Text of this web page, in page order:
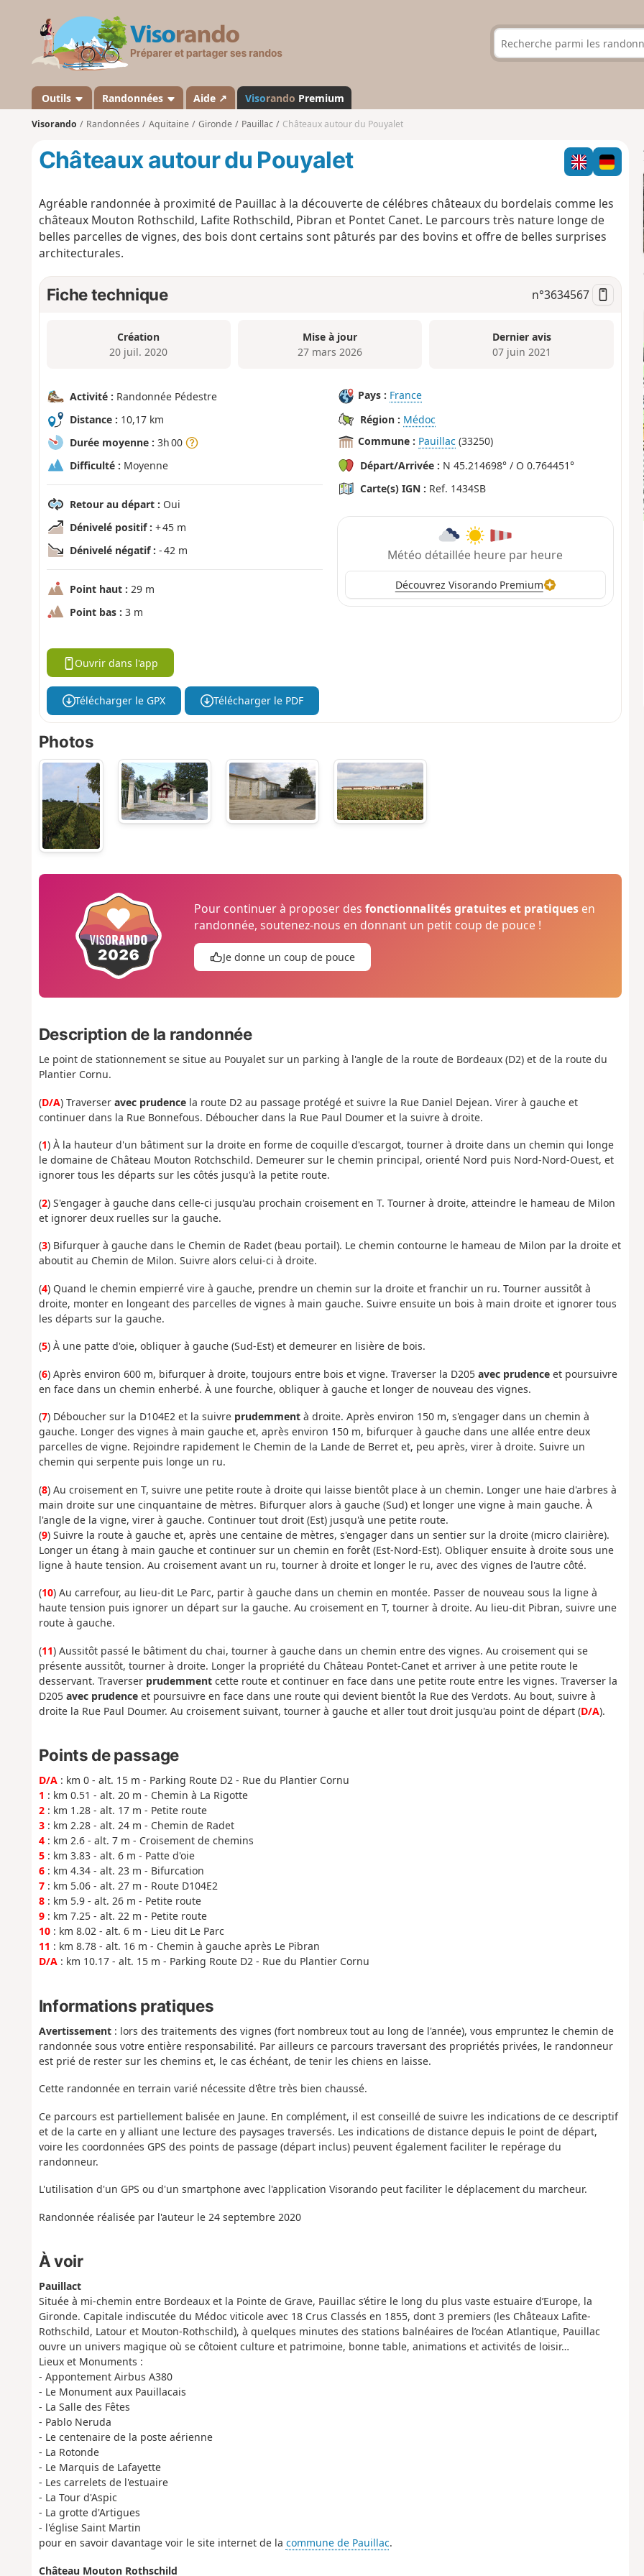
s
a
n
d
Outils Randonnées Aide ↗ Visorando Premium
Visorando Randonnées Aquitaine Gironde Pauillac Châteaux autour du Pouyalet
Châteaux autour du Pouyalet
Agréable randonnée à proximité de Pauillac à la découverte de célébres châteaux du bordelais comme les
châteaux Mouton Rothschild, Lafite Rothschild, Pibran et Pontet Canet. Le parcours très nature longe de
belles parcelles de vignes, des bois dont certains sont pâturés par des bovins et offre de belles surprises
architecturales.
Fiche technique n°3634567
Création
20 juil. 2020
Mise à jour
27 mars 2026
Dernier avis
07 juin 2021
Activité : Randonnée Pédestre
Distance : 10,17 km
Durée moyenne : 3h 00
Difficulté : Moyenne
Retour au départ : Oui
Dénivelé positif : + 45 m
Dénivelé négatif : - 42 m
Point haut : 29 m
Point bas : 3 m
Pays : France
Région : Médoc
Commune : Pauillac (33250)
Départ/Arrivée : N 45.214698° / O 0.764451°
Carte(s) IGN : Ref. 1434SB
Météo détaillée heure par heure
Découvrez Visorando Premium
Ouvrir dans l'app
Télécharger le GPX Télécharger le PDF
Photos
Pour continuer à proposer desfonctionnalités gratuites et pratiques en
randonnée, soutenez-nous en donnant un petit coup de pouce !
Je donne un coup de pouce
Description de la randonnée
Le point de stationnement se situe au Pouyalet sur un parking à l'angle de la route de Bordeaux (D2) et de la route du
Plantier Cornu.
(D/A) Traverser avec prudencela route D2 au passage protégé et suivre la Rue Daniel Dejean. Virer à gauche et
continuer dans la Rue Bonnefous. Déboucher dans la Rue Paul Doumer et la suivre à droite.
(1) À la hauteur d'un bâtiment sur la droite en forme de coquille d'escargot, tourner à droite dans un chemin qui longe
le domaine de Château Mouton Rotchschild. Demeurer sur le chemin principal, orienté Nord puis Nord-Nord-Ouest, et
ignorer tous les départs sur les côtés jusqu'à la petite route.
(2) S'engager à gauche dans celle-ci jusqu'au prochain croisement en T. Tourner à droite, atteindre le hameau de Milon
et ignorer deux ruelles sur la gauche.
(3) Bifurquer à gauche dans le Chemin de Radet (beau portail). Le chemin contourne le hameau de Milon par la droite et
aboutit au Chemin de Milon. Suivre alors celui-ci à droite.
(4) Quand le chemin empierré vire à gauche, prendre un chemin sur la droite et franchir un ru. Tourner aussitôt à
droite, monter en longeant des parcelles de vignes à main gauche. Suivre ensuite un bois à main droite et ignorer tous
les départs sur la gauche.
(5) À une patte d'oie, obliquer à gauche (Sud-Est) et demeurer en lisière de bois.
(6) Après environ 600 m, bifurquer à droite, toujours entre bois et vigne. Traverser la D205 avec prudenceet poursuivre
en face dans un chemin enherbé. À une fourche, obliquer à gauche et longer de nouveau des vignes.
(7) Déboucher sur la D104E2 et la suivre prudemmentà droite. Après environ 150 m, s'engager dans un chemin à
gauche. Longer des vignes à main gauche et, après environ 150 m, bifurquer à gauche dans une allée entre deux
parcelles de vigne. Rejoindre rapidement le Chemin de la Lande de Berret et, peu après, virer à droite. Suivre un
chemin qui serpente puis longe un ru.
(8) Au croisement en T, suivre une petite route à droite qui laisse bientôt place à un chemin. Longer une haie d'arbres à
main droite sur une cinquantaine de mètres. Bifurquer alors à gauche (Sud) et longer une vigne à main gauche. À
l'angle de la vigne, virer à gauche. Continuer tout droit (Est) jusqu'à une petite route.
(9) Suivre la route à gauche et, après une centaine de mètres, s'engager dans un sentier sur la droite (micro clairière).
Longer un étang à main gauche et continuer sur un chemin en forêt (Est-Nord-Est). Obliquer ensuite à droite sous une
ligne à haute tension. Au croisement avant un ru, tourner à droite et longer le ru, avec des vignes de l'autre côté.
(10) Au carrefour, au lieu-dit Le Parc, partir à gauche dans un chemin en montée. Passer de nouveau sous la ligne à
haute tension puis ignorer un départ sur la gauche. Au croisement en T, tourner à droite. Au lieu-dit Pibran, suivre une
route à gauche.
(11) Aussitôt passé le bâtiment du chai, tourner à gauche dans un chemin entre des vignes. Au croisement qui se
présente aussitôt, tourner à droite. Longer la propriété du Château Pontet-Canet et arriver à une petite route le
desservant. Traverser prudemmentcette route et continuer en face dans une petite route entre les vignes. Traverser la
D205 avec prudenceet poursuivre en face dans une route qui devient bientôt la Rue des Verdots. Au bout, suivre à
droite la Rue Paul Doumer. Au croisement suivant, tourner à gauche et aller tout droit jusqu'au point de départ (D/A).
Points de passage
D/A: km 0 - alt. 15 m - Parking Route D2 - Rue du Plantier Cornu
1 : km 0.51 - alt. 20 m - Chemin à La Rigotte
2: km 1.28 - alt. 17 m - Petite route
3: km 2.28 - alt. 24 m - Chemin de Radet
4: km 2.6 - alt. 7 m - Croisement de chemins
5: km 3.83 - alt. 6 m - Patte d'oie
6: km 4.34 - alt. 23 m - Bifurcation
7: km 5.06 - alt. 27 m - Route D104E2
8: km 5.9 - alt. 26 m - Petite route
9: km 7.25 - alt. 22 m - Petite route
10: km 8.02 - alt. 6 m - Lieu dit Le Parc
11 : km 8.78 - alt. 16 m - Chemin à gauche après Le Pibran
D/A: km 10.17 - alt. 15 m - Parking Route D2 - Rue du Plantier Cornu
Informations pratiques
Avertissement: lors des traitements des vignes (fort nombreux tout au long de l'année), vous empruntez le chemin de
randonnée sous votre entière responsabilité. Par ailleurs ce parcours traversant des propriétés privées, le randonneur
est prié de rester sur les chemins et, le cas échéant, de tenir les chiens en laisse.
Cette randonnée en terrain varié nécessite d'être très bien chaussé.
Ce parcours est partiellement balisée en Jaune. En complément, il est conseillé de suivre les indications de ce descriptif
et de la carte en y alliant une lecture des paysages traversés. Les indications de distance depuis le point de départ,
voire les coordonnées GPS des points de passage (départ inclus) peuvent également faciliter le repérage du
randonneur.
L'utilisation d'un GPS ou d'un smartphone avec l'application Visorando peut faciliter le déplacement du marcheur.
Randonnée réalisée par l'auteur le 24 septembre 2020
À voir
Pauillact
Située à mi-chemin entre Bordeaux et la Pointe de Grave, Pauillac s’étire le long du plus vaste estuaire d’Europe, la
Gironde. Capitale indiscutée du Médoc viticole avec 18 Crus Classés en 1855, dont 3 premiers (les Châteaux Lafite-
Rothschild, Latour et Mouton-Rothschild), à quelques minutes des stations balnéaires de l’océan Atlantique, Pauillac
ouvre un univers magique où se côtoient culture et patrimoine, bonne table, animations et activités de loisir…
Lieux et Monuments :
- Appontement Airbus A380
- Le Monument aux Pauillacais
- La Salle des Fêtes
- Pablo Neruda
- Le centenaire de la poste aérienne
- La Rotonde
- Le Marquis de Lafayette
- Les carrelets de l'estuaire
- La Tour d'Aspic
- La grotte d'Artigues
- l'église Saint Martin
pour en savoir davantage voir le site internet de la commune de Pauillac.
Château Mouton Rothschild